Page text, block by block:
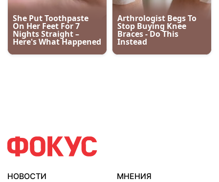
НОВОСТИ
МНЕНИЯ